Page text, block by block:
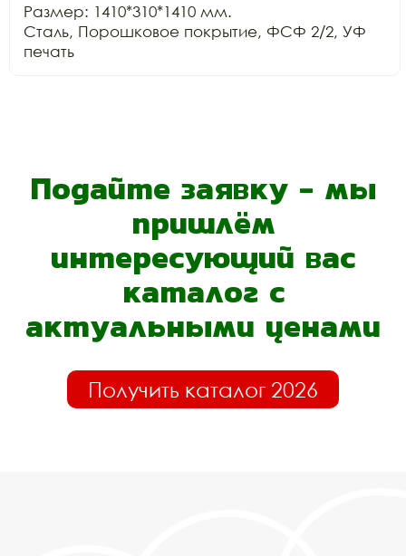
Размер: 1410*310*1410 мм.
Сталь, Порошковое покрытие, ФСФ 2/2, УФ
печать
Подайте заявку - мы
пришлём
интересующий вас
каталог с
актуальными ценами
Получить каталог 2026